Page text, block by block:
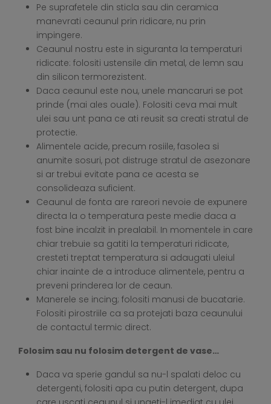
Pe suprafetele din sticla sau din ceramica
manevrati ceaunul prin ridicare, nu prin
impingere.
Ceaunul nostru este in siguranta la temperaturi
ridicate: folositi ustensile din metal, de lemn sau
din silicon termorezistent.
Daca ceaunul este nou, unele mancaruri se pot
prinde (mai ales ouale). Folositi ceva mai mult
ulei sau unt pana ce ati reusit sa creati stratul de
protectie.
Alimentele acide, precum rosiile, fasolea si
anumite sosuri, pot distruge stratul de asezonare
si ar trebui evitate pana ce acesta se
consolideaza suficient.
Ceaunul de fonta are rareori nevoie de expunere
directa la o temperatura peste medie daca a
fost bine incalzit in prealabil. In momentele in care
chiar trebuie sa gatiti la temperaturi ridicate,
cresteti treptat temperatura si adaugati uleiul
chiar inainte de a introduce alimentele, pentru a
preveni prinderea lor de ceaun.
Manerele se incing; folositi manusi de bucatarie.
Folositi pirostriile ca sa protejati baza ceaunului
de contactul termic direct.
Folosim sau nu folosim detergent de vase…
Daca va sperie gandul sa nu-l spalati deloc cu
detergenti, folositi apa cu putin detergent, dupa